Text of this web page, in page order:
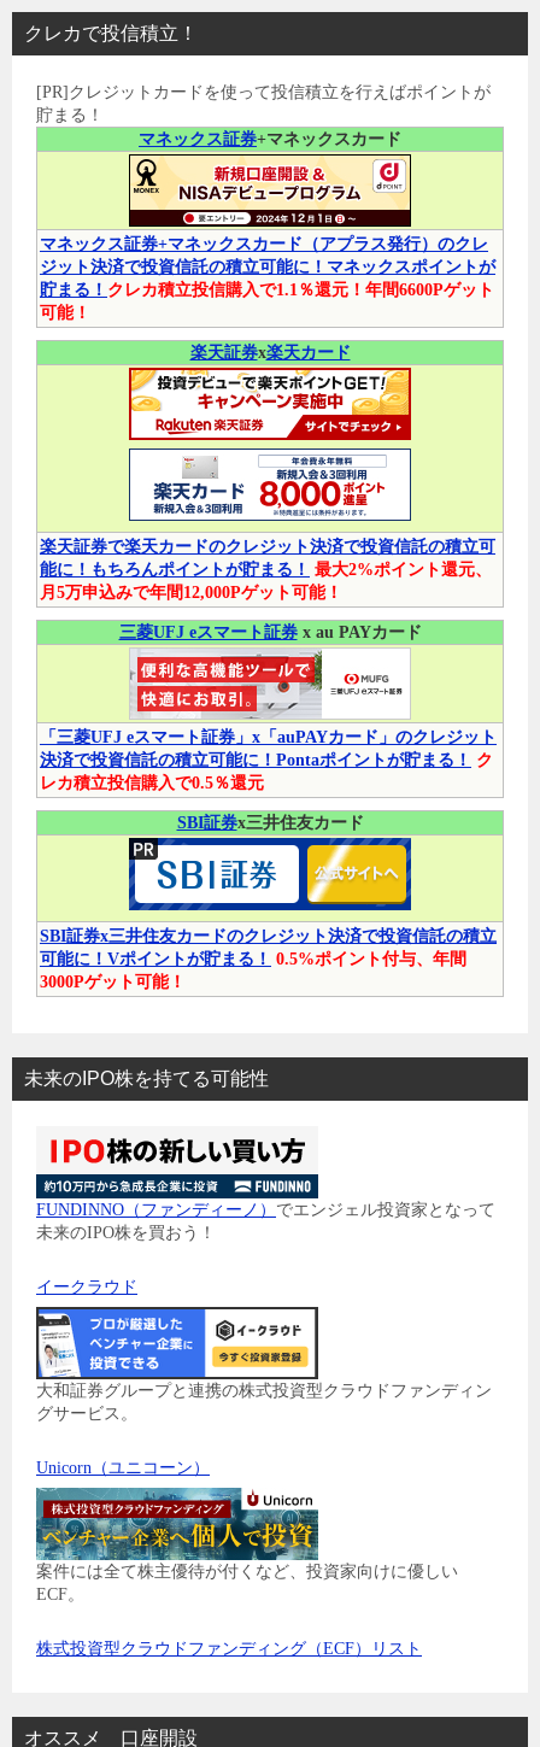
クレカで投信積立！
[PR]クレジットカードを使って投信積立を行えばポイントが
貯まる！
マネックス証券+マネックスカード
マネックス証券+マネックスカード（アプラス発行）のクレ
ジット決済で投資信託の積立可能に！マネックスポイントが
貯まる！ クレカ積立投信購入で1.1％還元！年間6600Pゲット
可能！
楽天証券x楽天カード
楽天証券で楽天カードのクレジット決済で投資信託の積立可
能に！もちろんポイントが貯まる！ 最大2%ポイント還元、
月5万申込みで年間12,000Pゲット可能！
三菱UFJ eスマート証券x au PAYカード
「三菱UFJ eスマート証券」x「auPAYカード」のクレジット
決済で投資信託の積立可能に！Pontaポイントが貯まる！
ク
レカ積立投信購入で0.5％還元
SBI証券x三井住友カード
SBI証券x三井住友カードのクレジット決済で投資信託の積立
可能に！Vポイントが貯まる！ 0.5%ポイント付与、年間
3000Pゲット可能！
未来のIPO株を持てる可能性
FUNDINNO（ファンディーノ） でエンジェル投資家となって
未来のIPO株を買おう！
イークラウド
大和証券グループと連携の株式投資型クラウドファンディン
グサービス。
Unicorn（ユニコーン）
案件には全て株主優待が付くなど、投資家向けに優しい
ECF。
株式投資型クラウドファンディング（ECF）リスト
オススメ 口座開設